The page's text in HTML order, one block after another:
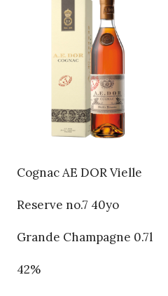
Cognac AE DOR Vielle
Reserve no.7 40yo
Grande Champagne 0.7l
42%